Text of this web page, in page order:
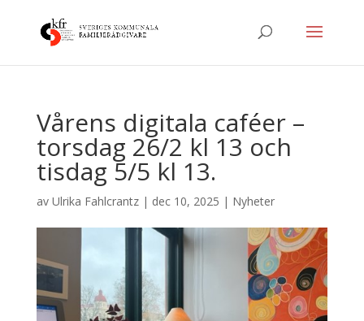
Vårens digitala caféer –
torsdag 26/2 kl 13 och
tisdag 5/5 kl 13.
av Ulrika Fahlcrantz| dec 10, 2025 | Nyheter